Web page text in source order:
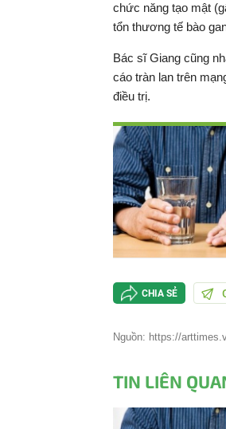
chức năng tạo mật
tổn thương tế bào
Bác sĩ Giang cũng
cáo tràn lan trên
điều trị.
CHIA SẺ
Nguồn: https://
TIN LIÊN